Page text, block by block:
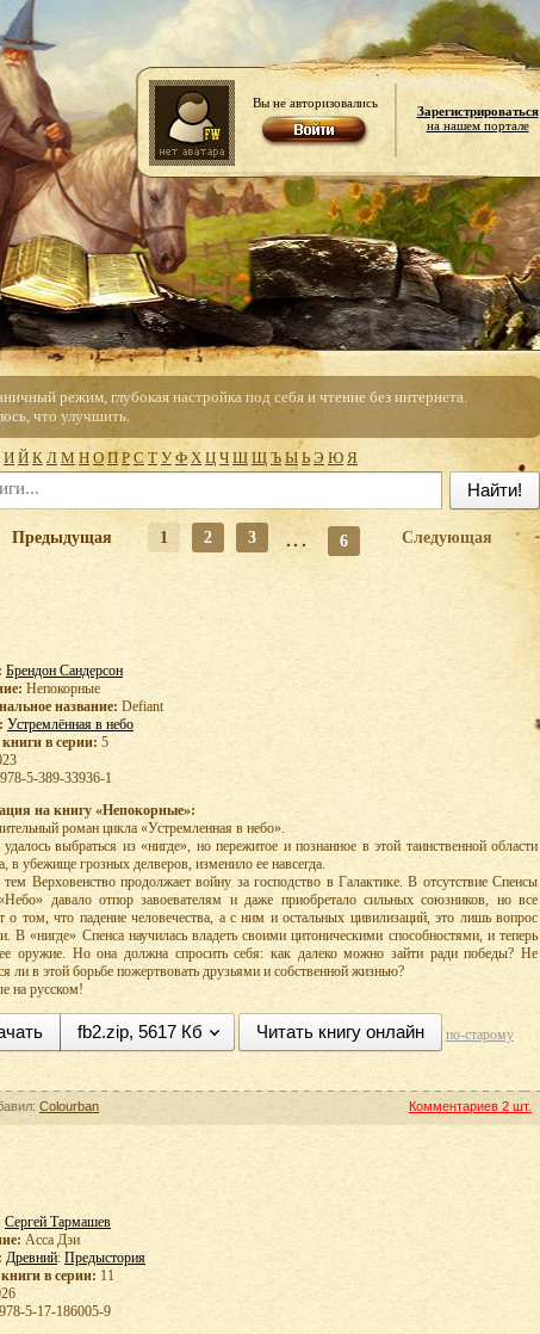
Вы не авторизовались
Зарегистрироваться
на нашем портале
режим, глубокая настройка под себя и чтение без интернета.
что улучшить.
И Й К Л М Н О П Р С Т У Ф Х Ц Ч Ш Щ Ъ Ы Ь Э Ю Я
Найти!
Предыдущая 1 2 3 ... 6 Следующая
Брендон Сандерсон
Непокорные
название: Defiant
Устремлённая в небо
в серии: 5
978-5-389-33936-1
на книгу «Непокорные»:
роман цикла «Устремленная в небо».
удалось выбраться из «нигде», но пережитое и познанное в этой таинственной области
в убежище грозных делверов, изменило ее навсегда.
Верховенство продолжает войну за господство в Галактике. В отсутствие Спенсы
давало отпор завоевателям и даже приобретало сильных союзников, но все
о том, что падение человечества, а с ним и остальных цивилизаций, это лишь вопрос
В «нигде» Спенса научилась владеть своими цитоническими способностями, и теперь
оружие. Но она должна спросить себя: как далеко можно зайти ради победы? Не
ли в этой борьбе пожертвовать друзьями и собственной жизнью?
на русском!
fb2.zip, 5617 Кб Читать книгу онлайн по-старому
Colourban Комментариев 2 шт.
Сергей Тармашев
Асса Дэи
Древний: Предыстория
в серии: 11
978-5-17-186005-9